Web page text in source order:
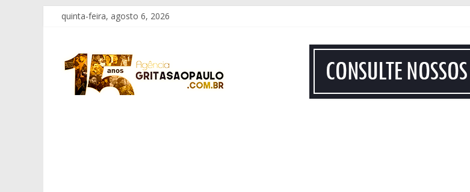
Pular
para
conteúdo
quinta-feira, agosto 6, 2026
Grita
São